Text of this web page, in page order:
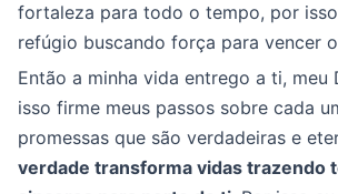
fortaleza para todo o tempo, por
refúgio buscando força para vencer
Então a minha vida entrego a ti, meu
isso firme meus passos sobre cada
promessas que são verdadeiras e
verdade transforma vidas trazendo